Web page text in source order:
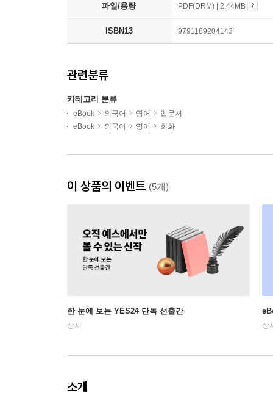
파일/용량 PDF(DRM) | 2.44MB
ISBN13 9791189204143
관련분류
카테고리 분류
eBook 외국어 영어
입문서
eBook
외국어 영어 회화
이 상품의 이벤트 (5개)
한 눈에 보는 YES24 단독 선출간
상시 상
소개